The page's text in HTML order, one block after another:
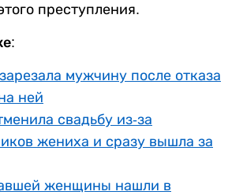
преступления.
мужчину после отказа
ней
свадьбу из-за
жениха и сразу вышла за
женщины нашли в